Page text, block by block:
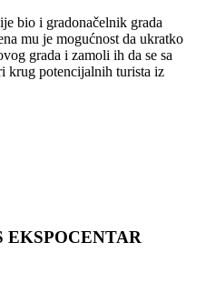
bio i gradonačelnik grada
mu je mogućnost da ukratko
grada i zamoli ih da se sa
krug potencijalnih turista iz